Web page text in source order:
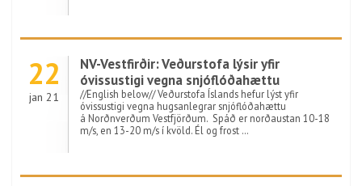
22
jan 21
NV-Vestfirðir: Veðurstofa lýsir yfir
óvissustigi vegna snjóflóðahættu
//English below// Veðurstofa Íslands hefur lýst yfir
óvissustigi vegna hugsanlegrar snjóflóðahættu
á Norðnverðum Vestfjörðum. Spáð er norðaustan 10-18
m/s, en 13-20 m/s í kvöld. Él og frost …